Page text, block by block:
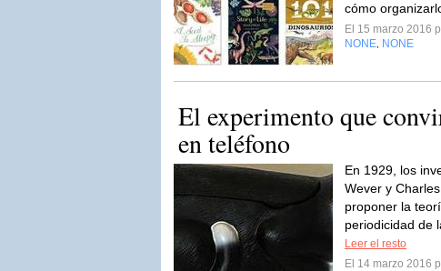
cómo
El 15 marzo 2016
NONE NONE
El experimento que
en teléfono
En 1929, los
Wever y
proponer la
periodicidad de
Leer el resto
El 14 marzo 2016